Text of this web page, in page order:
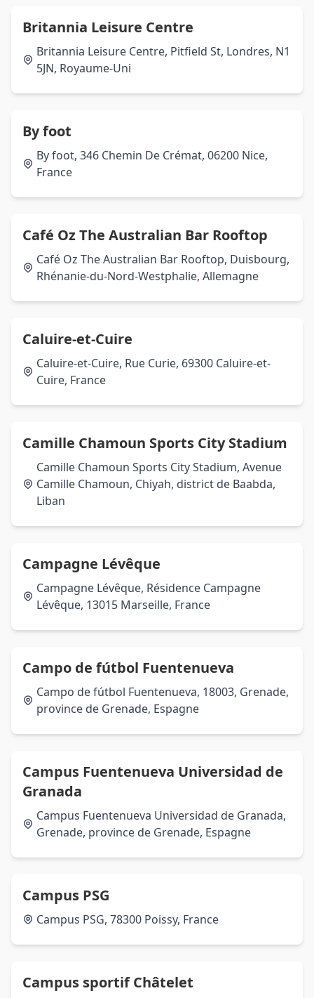
Britannia Leisure Centre
Britannia Leisure Centre, Pitfield St, Londres, N1
5JN, Royaume-Uni
By foot
By foot, 346 Chemin De Crémat, 06200 Nice,
France
Café Oz The Australian Bar Rooftop
Café Oz The Australian Bar Rooftop, Duisbourg,
Rhénanie-du-Nord-Westphalie, Allemagne
Caluire-et-Cuire
Caluire-et-Cuire, Rue Curie, 69300 Caluire-et-
Cuire, France
Camille Chamoun Sports City Stadium
Camille Chamoun Sports City Stadium, Avenue
Camille Chamoun, Chiyah, district de Baabda,
Liban
Campagne Lévêque
Campagne Lévêque, Résidence Campagne
Lévêque, 13015 Marseille, France
Campo de fútbol Fuentenueva
Campo de fútbol Fuentenueva, 18003, Grenade,
province de Grenade, Espagne
Campus Fuentenueva Universidad de
Granada
Campus Fuentenueva Universidad de Granada,
Grenade, province de Grenade, Espagne
Campus PSG
Campus PSG, 78300 Poissy, France
Campus sportif Châtelet